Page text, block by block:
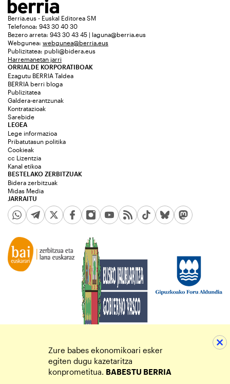
Berria.eus - Euskal Editorea SM
Telefonoa: 943 30 40 30
Bezero arreta: 943 30 43 45 | laguna@berria.eus
Webgunea: webgunea@berria.eus
Publizitatea: publi@bidera.eus
Harremanetan jarri
ORRIALDE KORPORATIBOAK
Ezagutu BERRIA Taldea
BERRIA berri bloga
Publizitatea
Galdera-erantzunak
Kontratazioak
Sarebide
JARRAITU
LEGEA
Lege informazioa
Pribatutasun politika
Cookieak
cc Lizentzia
Kanal etikoa
BESTELAKO ZERBITZUAK
Bidera zerbitzuak
Midas Media
Zure babes ekonomikoari esker
egiten dugu kazetaritza
konprometitua. BABESTU BERRIA